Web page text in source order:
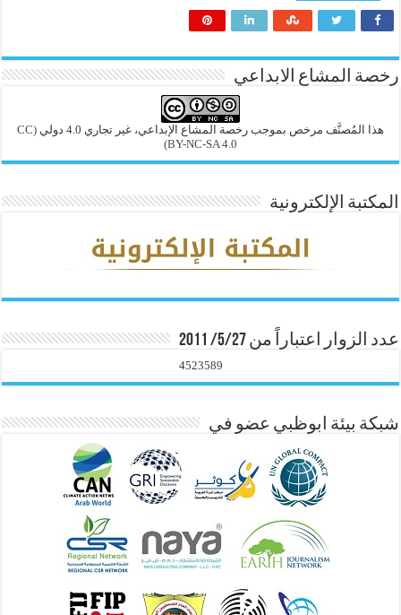
رخصة المشاع الابداعي
هذا المُصنَّف مرخص بموجب رخصة المشاع الإبداعي، غير تجاري 4.0 دولي
(CC
BY-NC-SA 4.0)
المكتبة الإلكترونية
عدد الزوار اعتباراً من 5/27/ 2011
4523589
شبكة بيئة ابوظبي عضو في